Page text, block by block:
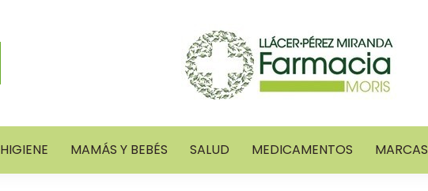
HIGIENE MAMÁS Y BEBÉS SALUD MEDICAMENTOS MARCAS